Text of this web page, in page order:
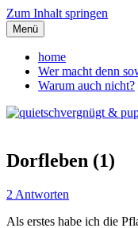
Zum Inhalt springen
Menü
home
Wer macht denn
Warum auch nicht?
Dorfleben (1)
2 Antworten
Als erstes habe ich die